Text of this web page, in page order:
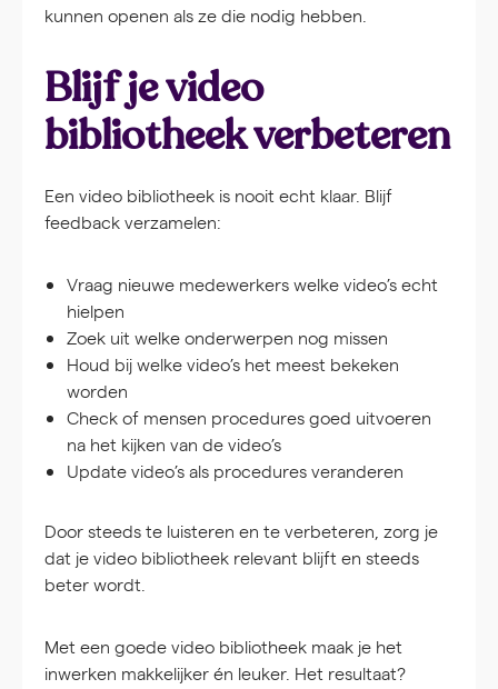
kunnen openen als ze die nodig hebben.
Blijf je video
bibliotheek verbeteren
Een video bibliotheek is nooit echt klaar. Blijf
feedback verzamelen:
Vraag nieuwe medewerkers welke video’s echt
hielpen
Zoek uit welke onderwerpen nog missen
Houd bij welke video’s het meest bekeken
worden
Check of mensen procedures goed uitvoeren
na het kijken van de video’s
Update video’s als procedures veranderen
Door steeds te luisteren en te verbeteren, zorg je
dat je video bibliotheek relevant blijft en steeds
beter wordt.
Met een goede video bibliotheek maak je het
inwerken makkelijker én leuker. Het resultaat?